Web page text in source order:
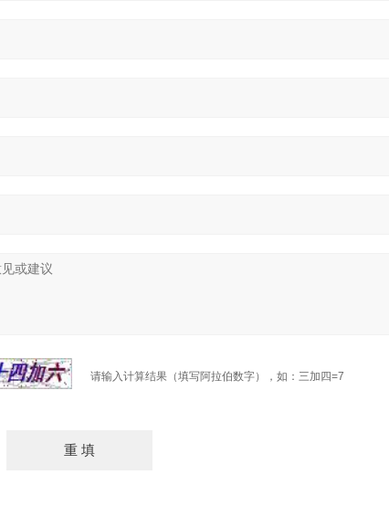
请输入计算结果（填写阿拉伯数字），如：三加四=7